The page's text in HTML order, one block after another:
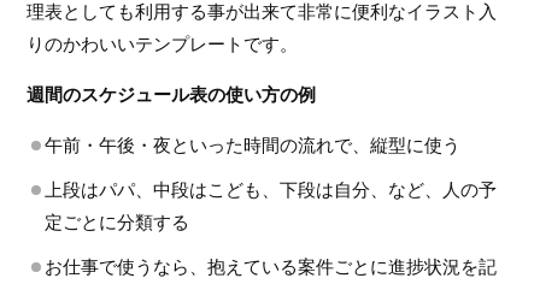
理表としても利用する事が出来て非常に便利なイラスト入
りのかわいいテンプレートです。
週間のスケジュール表の使い方の例
午前・午後・夜といった時間の流れで、縦型に使う
上段はパパ、中段はこども、下段は自分、など、人の予
定ごとに分類する
お仕事で使うなら、抱えている案件ごとに進捗状況を記